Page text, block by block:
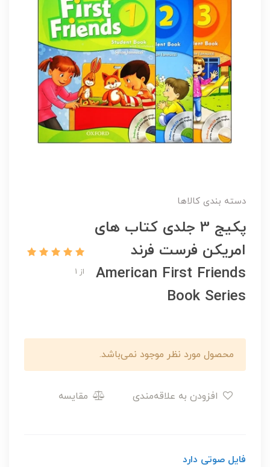
دسته بندی کالاها
پکیج 3 جلدی کتاب های
امریکن فرست فرند
American First Friends
Book Series
از 1
محصول مورد نظر موجود نمی‌باشد.
مقایسه
فایل صوتی دارد